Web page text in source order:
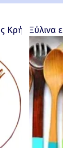
ΚρήτηςΞύλινα